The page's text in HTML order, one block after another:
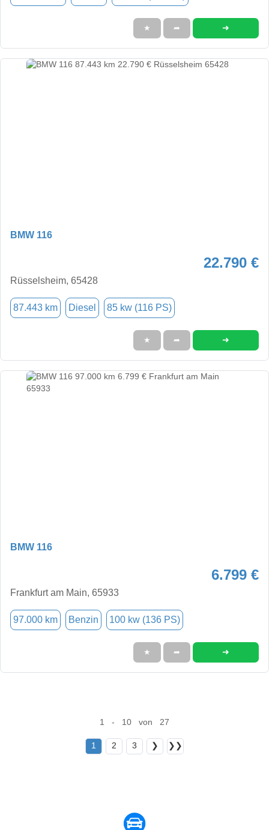
★ ➦ ➜
BMW 116
22.790 €
Rüsselsheim, 65428
87.443 km Diesel 85 kw (116 PS)
★ ➦ ➜
BMW 116
6.799 €
Frankfurt am Main, 65933
97.000 km Benzin 100 kw (136 PS)
★ ➦ ➜
1 - 10 von 27
1 2 3 ❯ ❯❯